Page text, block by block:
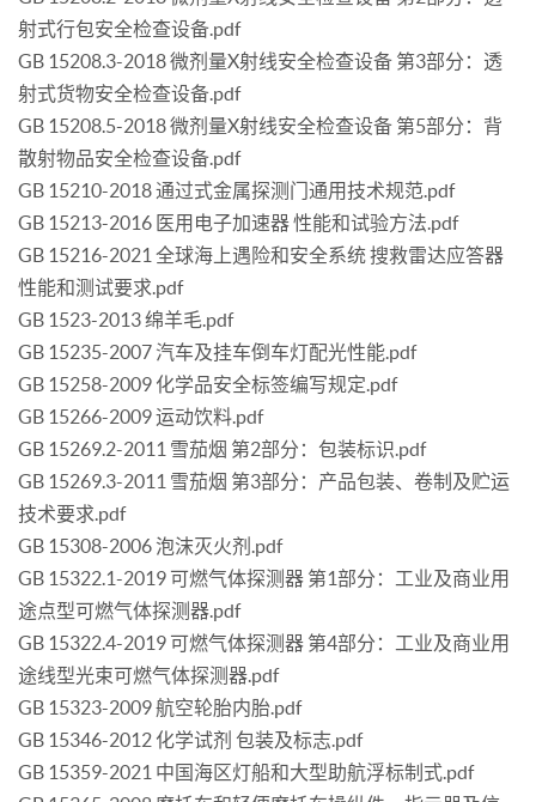
射式行包安全检查设备.pdf
GB 15208.3-2018 微剂量X射线安全检查设备 第3部分：透
射式货物安全检查设备.pdf
GB 15208.5-2018 微剂量X射线安全检查设备 第5部分：背
散射物品安全检查设备.pdf
GB 15210-2018 通过式金属探测门通用技术规范.pdf
GB 15213-2016 医用电子加速器 性能和试验方法.pdf
GB 15216-2021 全球海上遇险和安全系统 搜救雷达应答器
性能和测试要求.pdf
GB 1523-2013 绵羊毛.pdf
GB 15235-2007 汽车及挂车倒车灯配光性能.pdf
GB 15258-2009 化学品安全标签编写规定.pdf
GB 15266-2009 运动饮料.pdf
GB 15269.2-2011 雪茄烟 第2部分：包装标识.pdf
GB 15269.3-2011 雪茄烟 第3部分：产品包装、卷制及贮运
技术要求.pdf
GB 15308-2006 泡沫灭火剂.pdf
GB 15322.1-2019 可燃气体探测器 第1部分：工业及商业用
途点型可燃气体探测器.pdf
GB 15322.4-2019 可燃气体探测器 第4部分：工业及商业用
途线型光束可燃气体探测器.pdf
GB 15323-2009 航空轮胎内胎.pdf
GB 15346-2012 化学试剂 包装及标志.pdf
GB 15359-2021 中国海区灯船和大型助航浮标制式.pdf